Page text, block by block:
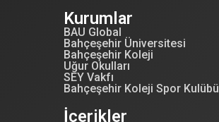
Kurumlar
BAU Global
Bahçeşehir Üniversitesi
Bahçeşehir Koleji
Uğur Okulları
SEY Vakfı
Bahçeşehir Koleji Spor Kulübü
İçerikler